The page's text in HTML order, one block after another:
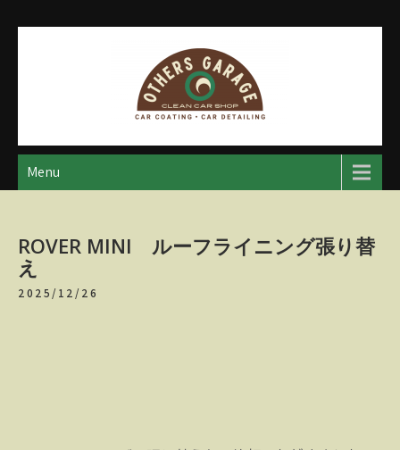
アザースガレージ
【神奈川・厚木・愛川】カーメンテナンス
Menu
ROVER MINI ルーフライニング張り替
え
2025/12/26